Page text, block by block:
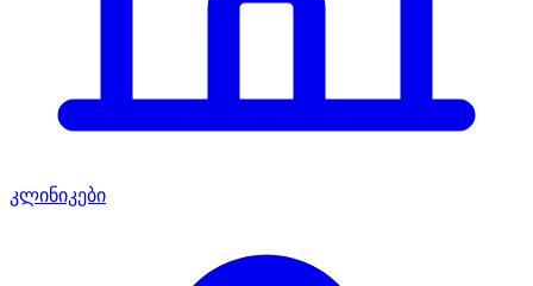
კლინიკები